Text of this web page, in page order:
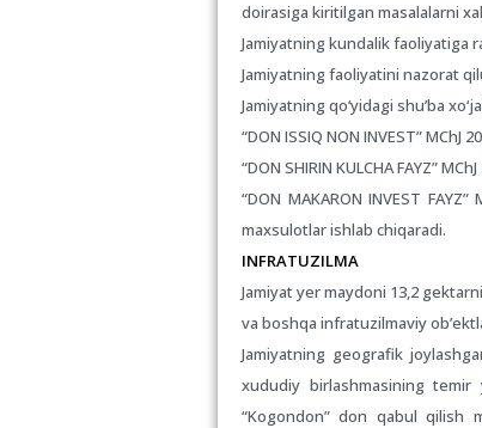
doirasiga kiritilgan masalalarni
Jamiyatning kundalik faoliyatiga
Jamiyatning faoliyatini nazorat
Jamiyatning qo‘yidagi shu’ba
“DON ISSIQ NON INVEST”
“DON SHIRIN KULCHA FAYZ”
“DON MAKARON INVEST
maxsulotlar ishlab chiqaradi.
INFRATUZILMA
Jamiyat yer maydoni 13,2
va boshqa infratuzilmaviy
Jamiyatning geografik
xududiy birlashmasining temir
“Kogondon” don qabul qilish